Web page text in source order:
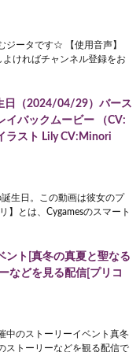
ジータです☆ 【使用音声】
ければチャンネル登録をお
日（2024/04/29）バース
イバックムービー （CV:
ラスト Lily CV:Minori
生日。この動画は彼女のプ
】とは、Cygamesのスマート
ント[真冬の真夏と聖なる
などを見る配信[プリコ
中のストーリーイベント真冬
ストーリーなどを観る配信で